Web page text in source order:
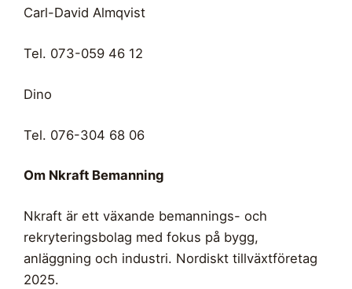
Carl-David Almqvist
Tel. 073-059 46 12
Dino
Tel. 076-304 68 06
Om Nkraft Bemanning
Nkraft är ett växande bemannings- och
rekryteringsbolag med fokus på bygg,
anläggning och industri. Nordiskt tillväxtföretag
2025.